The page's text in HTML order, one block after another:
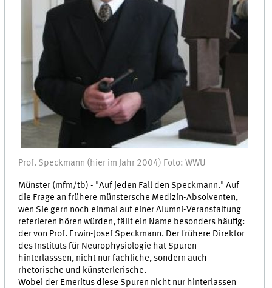
Prof. Speckmann (hier im Jahr 2004) Foto: WWU
Münster (mfm/tb) - "Auf jeden Fall den Speckmann." Auf
die Frage an frühere münstersche Medizin-Absolventen,
wen Sie gern noch einmal auf einer Alumni-Veranstaltung
referieren hören würden, fällt ein Name besonders häufig:
der von Prof. Erwin-Josef Speckmann. Der frühere Direktor
des Instituts für Neurophysiologie hat Spuren
hinterlasssen, nicht nur fachliche, sondern auch
rhetorische und künsterlerische.
Wobei der Emeritus diese Spuren nicht nur hinterlassen